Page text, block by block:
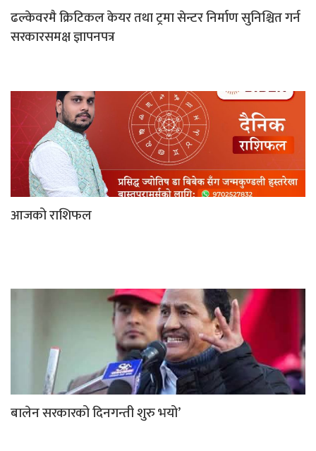
ढल्केवरमै क्रिटिकल केयर तथा ट्रमा सेन्टर निर्माण सुनिश्चित गर्न
सरकारसमक्ष ज्ञापनपत्र
आजको राशिफल
बालेन सरकारको दिनगन्ती शुरु भयो’